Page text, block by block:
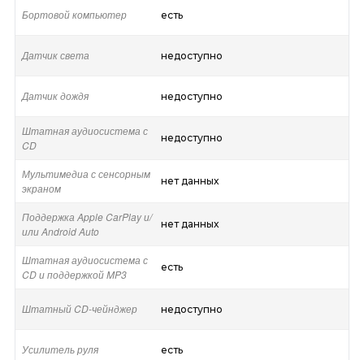
Бортовой компьютер есть
Датчик света недоступно
Датчик дождя недоступно
Штатная аудиосистема с
CD
недоступно
Мультимедиа с сенсорным
экраном
нет данных
Поддержка Apple CarPlay и/
или Android Auto
нет данных
Штатная аудиосистема с
CD и поддержкой MP3
есть
Штатный CD-чейнджер недоступно
Усилитель руля есть